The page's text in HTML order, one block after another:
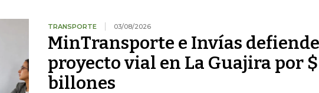
TRANSPORTE 03/08/2026
MinTransporte e Invías
proyecto vial en La Guajira por
billones